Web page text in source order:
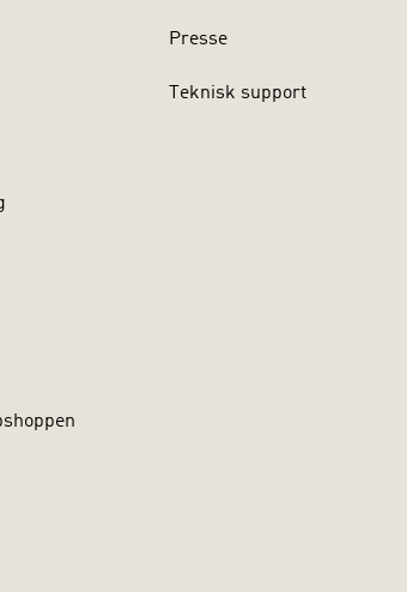
Presse
Teknisk support